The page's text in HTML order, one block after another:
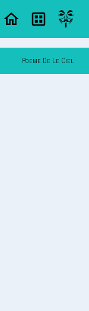
Poeme De Le Ciel